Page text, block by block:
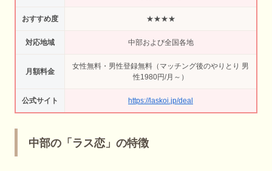
おすすめ度 ★★★★
対応地域 中部および全国各地
月額料金
女性無料・男性登録無料（マッチング後のやりとり 男
性1980円/月～）
公式サイト https://laskoi.jp/deal
中部の「ラス恋」の特徴